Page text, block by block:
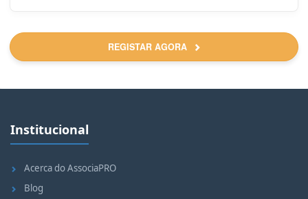
REGISTAR AGORA
Institucional
Acerca do AssociaPRO
Blog